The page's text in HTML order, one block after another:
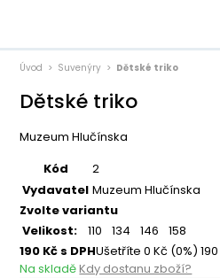
Úvod Suvenýry Dětské triko
Dětské triko
Muzeum Hlučínska
Kód
2
Vydavatel Muzeum Hlučínska
Zvolte variantu
Velikost:
110 134 146
158
190 Kč s DPHUšetříte0 Kč (0%) 190
Na skladěKdy dostanu zboží?